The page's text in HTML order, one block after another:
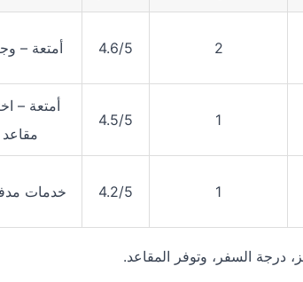
2
4.6/5 أمتعة –
1
4.5/5
أمتعة –
مقاعد
1
4.2/5 خدمات
درجة السفر، وتوفر المقاعد.